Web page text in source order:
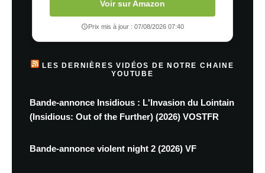
Voir sur Amazon
Prix mis à jour : 07/08/2026 07:40
LES DERNIÈRES VIDÉOS DE NOTRE CHAINE
YOUTUBE
Bande-annonce Insidious : L'Invasion du Lointain
(Insidious: Out of the Further) (2026) VOSTFR
Bande-annonce violent night 2 (2026) VF